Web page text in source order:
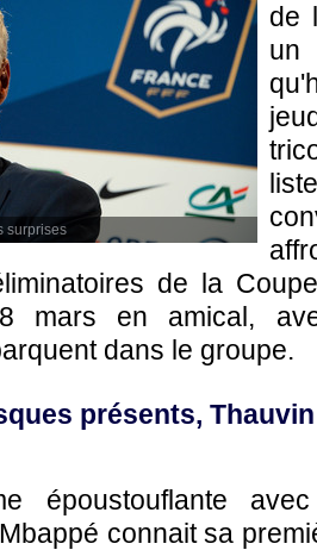
surprises
de
un
de la
mars en amical,
dans le groupe.
présents,
époustouflante
connait sa